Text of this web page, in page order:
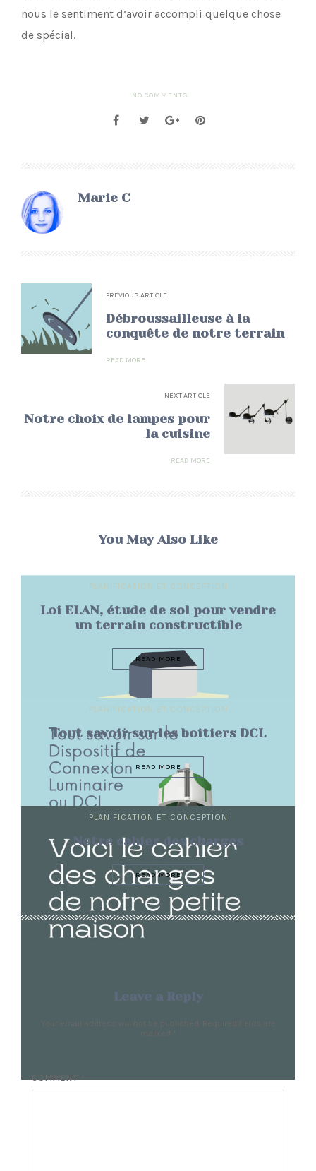
nous le sentiment d’avoir accompli quelque chose
de spécial.
NO COMMENTS
Marie C
PREVIOUS ARTICLE
Débroussailleuse à la
conquête de notre terrain
READ MORE
NEXT ARTICLE
Notre choix de lampes pour
la cuisine
READ MORE
You May Also Like
PLANIFICATION ET CONCEPTION
Loi ELAN, étude de sol pour vendre
un terrain constructible
READ MORE
PLANIFICATION ET CONCEPTION
Tout savoir sur les boîtiers DCL
READ MORE
PLANIFICATION ET CONCEPTION
Notre cahier des charges
READ MORE
Leave a Reply
COMMENT *